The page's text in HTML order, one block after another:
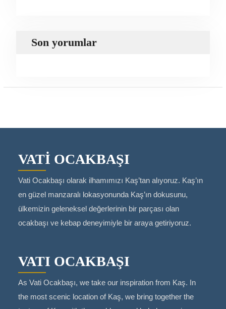
Son yorumlar
VATİ OCAKBAŞI
Vati Ocakbaşı olarak ilhamımızı Kaş’tan alıyoruz. Kaş’ın
en güzel manzaralı lokasyonunda Kaş’ın dokusunu,
ülkemizin geleneksel değerlerinin bir parçası olan
ocakbaşı ve kebap deneyimiyle bir araya getiriyoruz.
VATI OCAKBAŞI
As Vati Ocakbaşı, we take our inspiration from Kaş. In
the most scenic location of Kaş, we bring together the